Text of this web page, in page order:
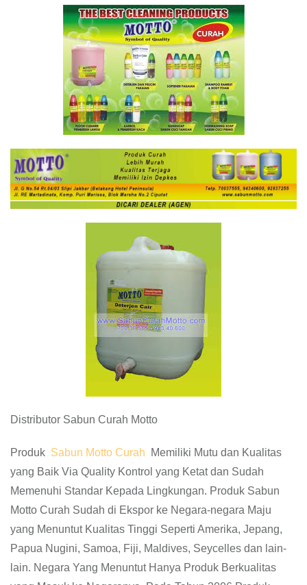
Distributor Sabun Curah Motto
Produk Sabun Motto Curah
Memiliki Mutu dan Kualitas
yang Baik Via Quality Kontrol yang Ketat dan Sudah
Memenuhi Standar Kepada Lingkungan. Produk Sabun
Motto Curah Sudah di Ekspor ke Negara-negara Maju
yang Menuntut Kualitas Tinggi Seperti Amerika, Jepang,
Papua Nugini, Samoa, Fiji, Maldives, Seycelles dan lain-
lain. Negara Yang Menuntut Hanya Produk Berkualitas